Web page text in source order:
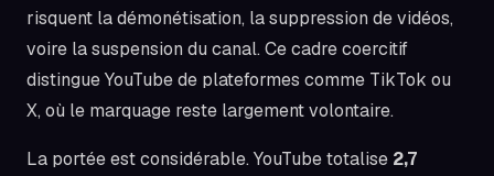
risquent la démonétisation, la suppression de vidéos,
voire la suspension du canal. Ce cadre coercitif
distingue YouTube de plateformes comme TikTok ou
X, où le marquage reste largement volontaire.
La portée est considérable. YouTube totalise 2,7